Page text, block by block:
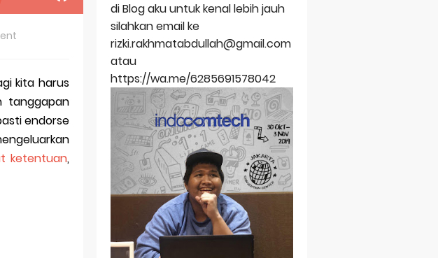
Kamera 200MP dan Baterai Tahan Lama
kita harus
tanggapan
endorse
ketentuan,
di Blog aku untuk kenal lebih jauh
silahkan email ke
rizki.rakhmatabdullah@gmail.com
atau
https://wa.me/6285691578042